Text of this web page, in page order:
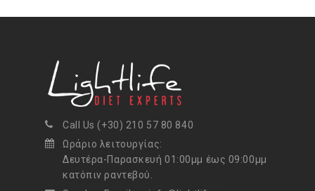
Call Us (+30) 210 57 80 840
Ωράριο λειτουργίας:
Δευτέρα-Παρασκευή 01:00μμ έως 09:00μμ
κατόπιν ραντεβού.